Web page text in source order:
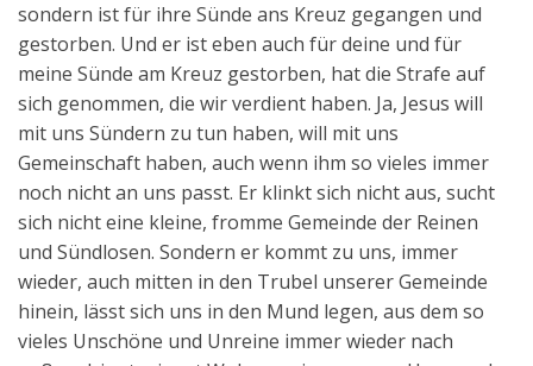
sondern ist für ihre Sünde ans Kreuz gegangen und
gestorben. Und er ist eben auch für deine und für
meine Sünde am Kreuz gestorben, hat die Strafe auf
sich genommen, die wir verdient haben. Ja, Jesus will
mit uns Sündern zu tun haben, will mit uns
Gemeinschaft haben, auch wenn ihm so vieles immer
noch nicht an uns passt. Er klinkt sich nicht aus, sucht
sich nicht eine kleine, fromme Gemeinde der Reinen
und Sündlosen. Sondern er kommt zu uns, immer
wieder, auch mitten in den Trubel unserer Gemeinde
hinein, lässt sich uns in den Mund legen, aus dem so
vieles Unschöne und Unreine immer wieder nach